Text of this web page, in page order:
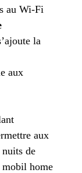
au Wi-Fi
la
aux
aux
de
home